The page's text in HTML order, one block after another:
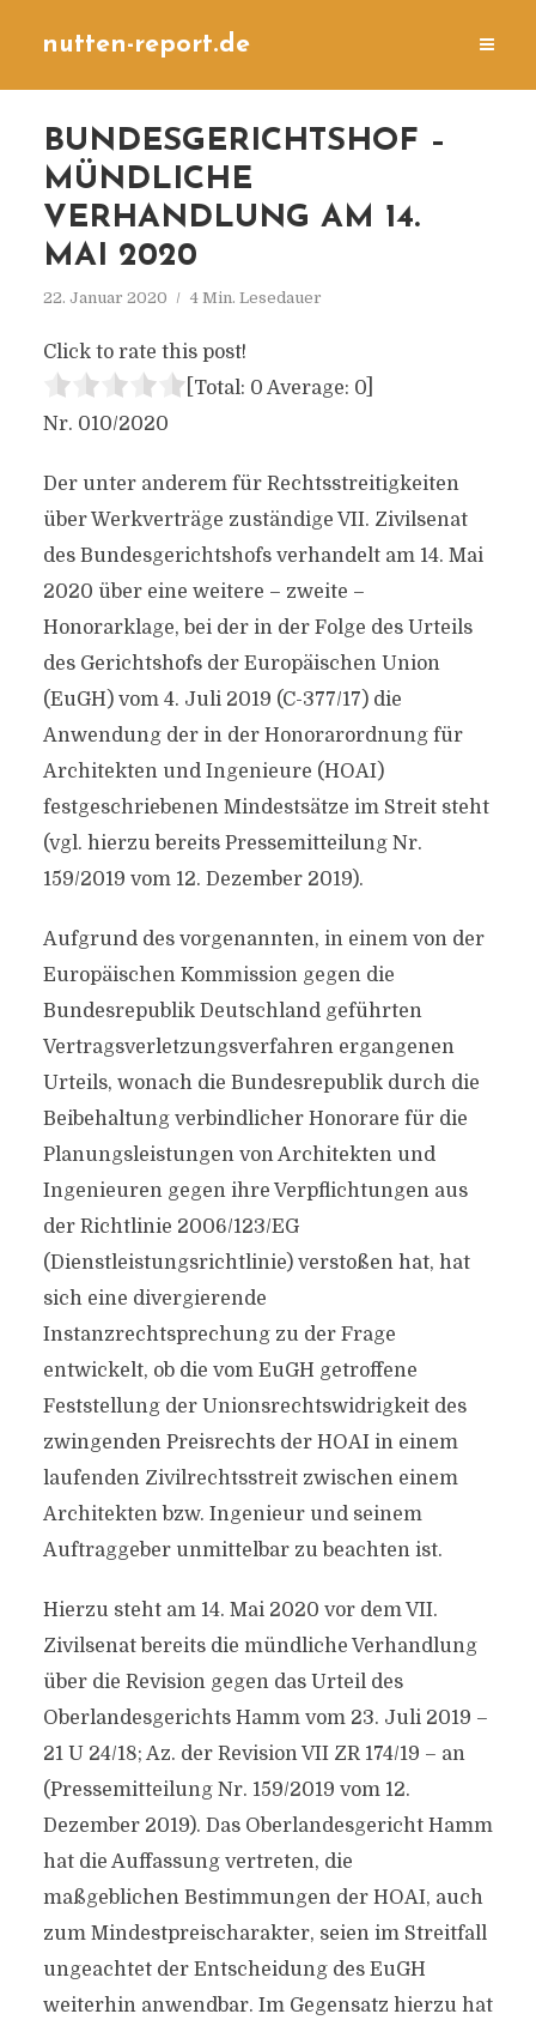
nutten-report.de
BUNDESGERICHTSHOF –
MÜNDLICHE
VERHANDLUNG AM 14.
MAI 2020
22. Januar 2020 4 Min. Lesedauer
Click to rate this post!
[Total: 0 Average: 0]
Nr. 010/2020
Der unter anderem für Rechtsstreitigkeiten
über Werkverträge zuständige VII. Zivilsenat
des Bundesgerichtshofs verhandelt am 14. Mai
2020 über eine weitere – zweite –
Honorarklage, bei der in der Folge des Urteils
des Gerichtshofs der Europäischen Union
(EuGH) vom 4. Juli 2019 (C-377/17) die
Anwendung der in der Honorarordnung für
Architekten und Ingenieure (HOAI)
festgeschriebenen Mindestsätze im Streit steht
(vgl. hierzu bereits Pressemitteilung Nr.
159/2019 vom 12. Dezember 2019).
Aufgrund des vorgenannten, in einem von der
Europäischen Kommission gegen die
Bundesrepublik Deutschland geführten
Vertragsverletzungsverfahren ergangenen
Urteils, wonach die Bundesrepublik durch die
Beibehaltung verbindlicher Honorare für die
Planungsleistungen von Architekten und
Ingenieuren gegen ihre Verpflichtungen aus
der Richtlinie 2006/123/EG
(Dienstleistungsrichtlinie) verstoßen hat, hat
sich eine divergierende
Instanzrechtsprechung zu der Frage
entwickelt, ob die vom EuGH getroffene
Feststellung der Unionsrechtswidrigkeit des
zwingenden Preisrechts der HOAI in einem
laufenden Zivilrechtsstreit zwischen einem
Architekten bzw. Ingenieur und seinem
Auftraggeber unmittelbar zu beachten ist.
Hierzu steht am 14. Mai 2020 vor dem VII.
Zivilsenat bereits die mündliche Verhandlung
über die Revision gegen das Urteil des
Oberlandesgerichts Hamm vom 23. Juli 2019 –
21 U 24/18; Az. der Revision VII ZR 174/19 – an
(Pressemitteilung Nr. 159/2019 vom 12.
Dezember 2019). Das Oberlandesgericht Hamm
hat die Auffassung vertreten, die
maßgeblichen Bestimmungen der HOAI, auch
zum Mindestpreischarakter, seien im Streitfall
ungeachtet der Entscheidung des EuGH
weiterhin anwendbar. Im Gegensatz hierzu hat